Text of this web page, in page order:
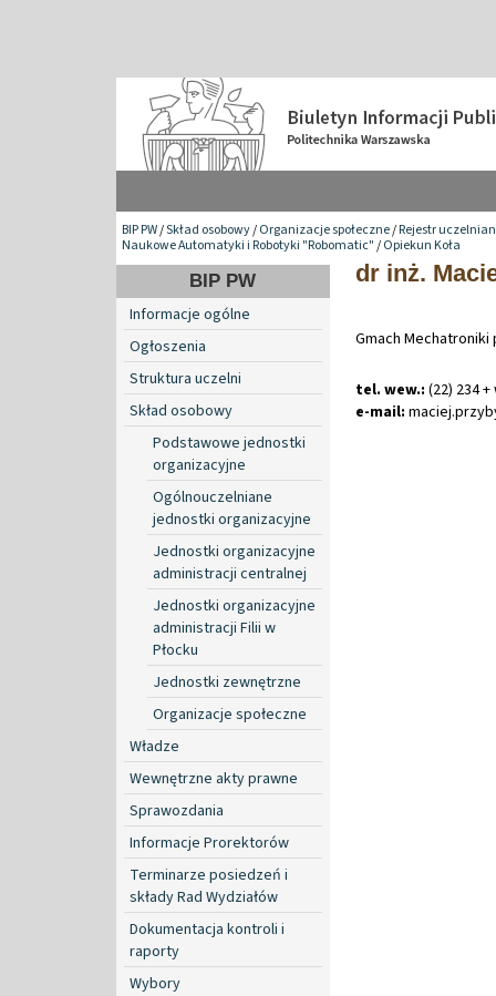
BIP PW/Skład osobowy/Organizacje społeczne/Rejestr
Naukowe Automatyki i Robotyki "Robomatic"/Opiekun Koła
BIP PW
Informacje ogólne
Ogłoszenia
Struktura uczelni
Skład osobowy
Podstawowe jednostki
organizacyjne
Ogólnouczelniane
jednostki organizacyjne
Jednostki organizacyjne
administracji centralnej
Jednostki organizacyjne
administracji Filii w
Płocku
Jednostki zewnętrzne
Organizacje społeczne
Władze
Wewnętrzne akty prawne
Sprawozdania
Informacje Prorektorów
Terminarze posiedzeń i
składy Rad Wydziałów
Dokumentacja kontroli i
raporty
Wybory
dr inż.
Gmach Mechatroniki
tel. wew.: (22) 234
e-mail: maciej.